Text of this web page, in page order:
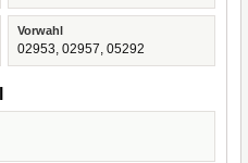
Vorwahl
02953, 02957, 05292